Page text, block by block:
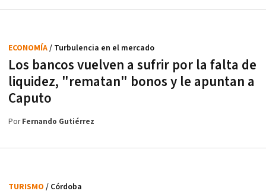
Los bancos vuelven a sufrir por la falta de
liquidez, "rematan" bonos y le apuntan a
Caputo
ECONOMÍA/ Turbulencia en el mercado
PorFernando Gutiérrez
TURISMO / Córdoba